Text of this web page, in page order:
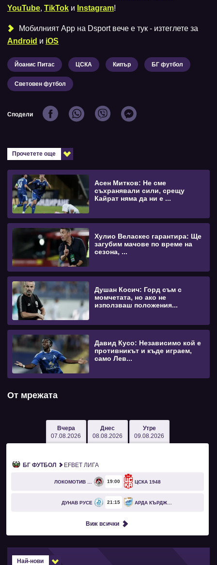
YouTube, TikTok и Instagram!
Мобилният Аpp на Dsport вече е тук - изтеглете за
Android и iOS
Йоанис Питас ЦСКА Кипър БГ футбол
Световен футбол
Сподели
Прочетете още
Асен Митков: Не сме
съхранявали сили, срещу
Кайрат няма да ни е ...
Хулио Веласкес гарантира: Ще
загубим мачове по време на
сезона, ...
Душан Косич: Горд съм с
момчетата, но ако не
използваш положения...
Давид Кусо: Независимо кой е
противникът и къде играем,
само Лев...
От мрежата
Вчера
07.08.2026
Днес
08.08.2026
Утре
09.08.2026
БГ ФУТБОЛ EFBET ЛИГА
19 00 ЦСКА 1948
ДУНАВ РУСЕ 21 15 АРДА КЪРДЖАЛИ
Виж всички
Най-нови